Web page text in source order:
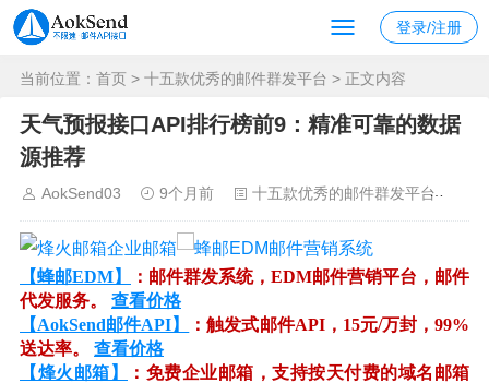
登录/注册
当前位置： 首页 > 十五款优秀的邮件群发平台 > 正文内容
天气预报接口API排行榜前9：精准可靠的数据
源推荐
AokSend03 9个月前 十五款优秀的邮件群发平台
【蜂邮EDM】
：邮件群发系统，EDM邮件营销平台，邮件
代发服务。 查看价格
【AokSend邮件API】
：触发式邮件API，15元/万封，99%
送达率。 查看价格
【烽火邮箱】
：免费企业邮箱，支持按天付费的域名邮箱